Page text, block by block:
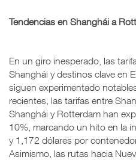
Tendencias en Shanghái a
En un giro inesperado, las
Shanghái y destinos clave en
siguen experimentado
recientes, las tarifas entre
Shanghái y Rotterdam han
10%, marcando un hito en la
y 1,172 dólares por
Asimismo, las rutas hacia